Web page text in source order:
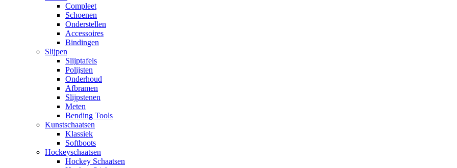
Compleet
Schoenen
Onderstellen
Accessoires
Bindingen
Slijpen
Slijptafels
Polijsten
Onderhoud
Afbramen
Slijpstenen
Meten
Bending Tools
Kunstschaatsen
Klassiek
Softboots
Hockeyschaatsen
Hockey Schaatsen